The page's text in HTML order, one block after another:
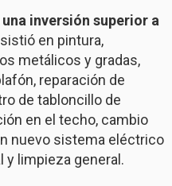
una inversión superior a
en pintura,
metálicos y gradas,
reparación de
de tabloncillo de
en el techo, cambio
nuevo sistema eléctrico
y limpieza general.